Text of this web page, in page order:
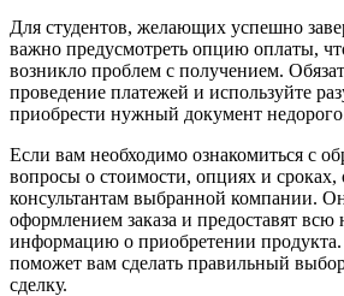
Для студентов, желающих успешно
важно предусмотреть опцию оплаты,
возникло проблем с получением.
проведение платежей и используйте
приобрести нужный документ
Если вам необходимо ознакомиться с
вопросы о стоимости, опциях и сроках,
консультантам выбранной компании.
оформлением заказа и предоставят
информацию о приобретении продукта.
поможет вам сделать правильный
сделку.